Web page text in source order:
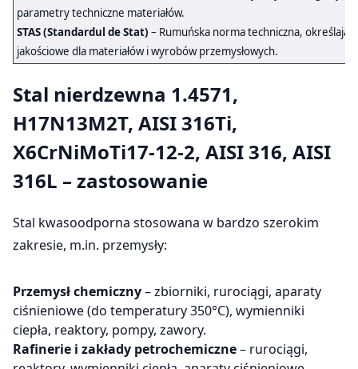
parametry techniczne materiałów.
STAS (Standardul de Stat) – Rumuńska norma techniczna,
jakościowe dla materiałów i wyrobów przemysłowych.
Stal nierdzewna 1.4571,
H17N13M2T, AISI 316Ti,
X6CrNiMoTi17-12-2, AISI 316, AISI
316L – zastosowanie
Stal kwasoodporna stosowana w bardzo szerokim
zakresie, m.in. przemysły:
Przemysł chemiczny– zbiorniki, rurociągi, aparaty
ciśnieniowe (do temperatury 350°C), wymienniki
ciepła, reaktory, pompy, zawory.
Rafinerie i zakłady petrochemiczne– rurociągi,